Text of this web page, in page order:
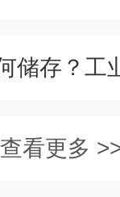
查看更多